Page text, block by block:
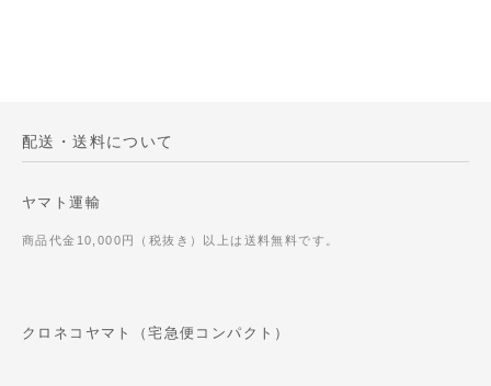
配送・送料について
ヤマト運輸
商品代金10,000円（税抜き）以上は送料無料です。
クロネコヤマト（宅急便コンパクト）